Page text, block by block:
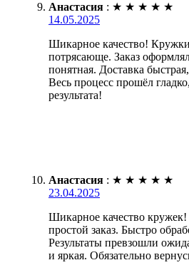
Анастасия : ★ ★ ★ ★ ★
14.05.2025
Шикарное качество!
потрясающе. Заказ
понятная. Доставка
Весь процесс прошёл
результата!
Анастасия : ★ ★ ★ ★ ★
23.04.2025
Шикарное качество
простой заказ. Быстро
Результаты превзошли
и яркая. Обязательно